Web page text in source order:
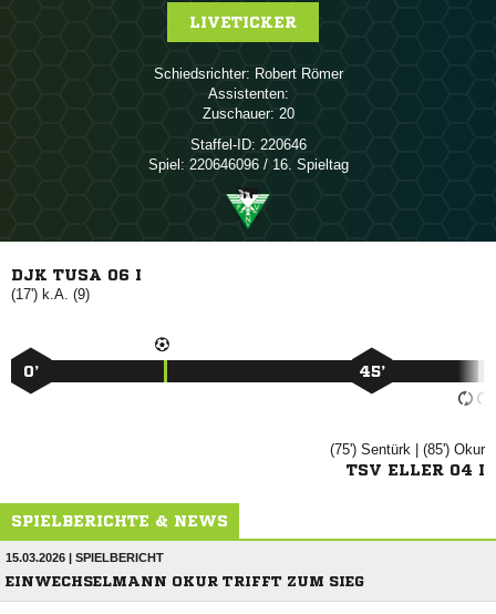
LIVETICKER
Schiedsrichter:  
Assistenten:
Zuschauer: 20
Staffel-ID: 220646
Spiel: 220646096 / 16. Spieltag
DJK TUSA 06 I
(17') k.A. (9)
0’ 45’
(75')  | (85') 
TSV ELLER 04 I
SPIELBERICHTE & NEWS
15.03.2026 | SPIELBERICHT
EINWECHSELMANN OKUR TRIFFT ZUM SIEG